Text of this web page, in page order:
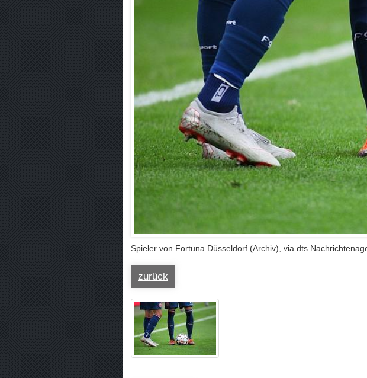
Spieler von Fortuna Düsseldorf (Archiv), via dts
zurück